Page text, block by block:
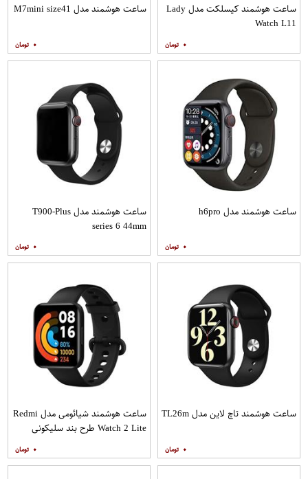
ساعت هوشمند کیسلکت مدل Lady
Watch L11
۰
ساعت هوشمند مدل M7mini size41
۰
ساعت هوشمند مدل h6pro
۰
ساعت هوشمند مدل T900-Plus
series 6 44mm
۰
ساعت هوشمند تاچ لاین مدل TL26m
۰
ساعت هوشمند شیائومی مدل Redmi
Watch 2 Lite طرح بند سلیکونی
۰